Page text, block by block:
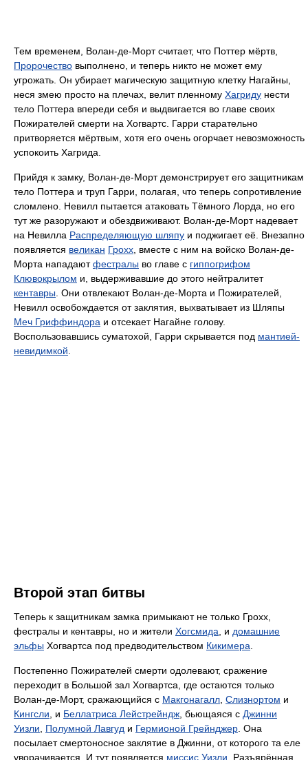
Тем временем, Волан-де-Морт считает, что Поттер мёртв,
Пророчество выполнено, и теперь никто не может ему
угрожать. Он убирает магическую защитную клетку Нагайны,
неся змею просто на плечах, велит пленному Хагриду нести
тело Поттера впереди себя и выдвигается во главе своих
Пожирателей смерти на Хогвартс. Гарри старательно
притворяется мёртвым, хотя его очень огорчает невозможность
успокоить Хагрида.
Прийдя к замку, Волан-де-Морт демонстрирует его защитникам
тело Поттера и труп Гарри, полагая, что теперь сопротивление
сломлено. Невилл пытается атаковать Тёмного Лорда, но его
тут же разоружают и обездвиживают. Волан-де-Морт надевает
на Невилла Распределяющую шляпу и поджигает её. Внезапно
появляется великан Грохх , вместе с ним на войско Волан-де-
Морта нападаютфестралы во главе с гиппогрифом
Клювокрылом и, выдерживавшие до этого нейтралитет
кентавры . Они отвлекают Волан-де-Морта и Пожирателей,
Невилл освобождается от заклятия, выхватывает из Шляпы
Меч Гриффиндора и отсекает Нагайне голову.
Воспользовавшись суматохой, Гарри скрывается под мантией-
невидимкой
Второй этап битвы
Теперь к защитникам замка примыкают не только Грохх,
фестралы и кентавры, но и жители Хогсмида , и домашние
эльфы Хогвартса под предводительством Кикимера
Постепенно Пожирателей смерти одолевают, сражение
переходит в Большой зал Хогвартса, где остаются только
Волан-де-Морт, сражающийся с Макгонагалл Слизнортом и
Кингсли , и Беллатриса Лейстрейндж , бьющаяся с Джинни
Уизли
Полумной Лавгуд и Гермионой Грейнджер . Она
посылает смертоносное заклятие в Джинни, от которого та еле
уворачивается. И тут появляется миссис Уизли . Разъярённая